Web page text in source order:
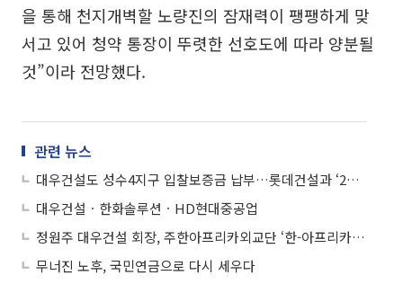
을 통해 천지개벽할 노량진의 잠재력이 팽팽하게 맞
서고 있어 청약 통장이 뚜렷한 선호도에 따라 양분될
것”이라 전망했다.
관련 뉴스
대우건설도 성수4지구 입찰보증금 납부…롯데건설과 ‘2파전’
대우건설ㆍ한화솔루션ㆍHD현대중공업
정원주 대우건설 회장, 주한아프리카외교단 ‘한-아프리카 기여상’ 수상
무너진 노후, 국민연금으로 다시 세우다